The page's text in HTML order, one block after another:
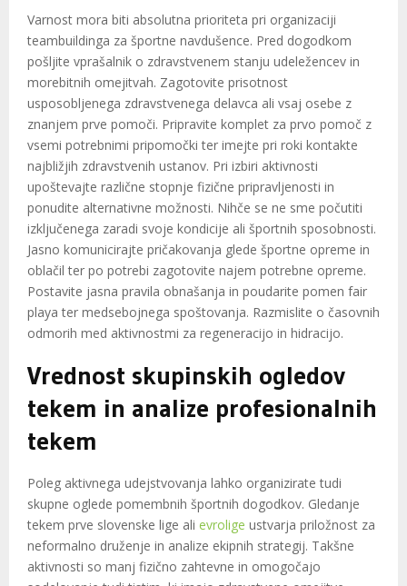
Varnost mora biti absolutna prioriteta pri organizaciji
teambuildinga za športne navdušence. Pred dogodkom
pošljite vprašalnik o zdravstvenem stanju udeležencev in
morebitnih omejitvah. Zagotovite prisotnost
usposobljenega zdravstvenega delavca ali vsaj osebe z
znanjem prve pomoči. Pripravite komplet za prvo pomoč z
vsemi potrebnimi pripomočki ter imejte pri roki kontakte
najbližjih zdravstvenih ustanov. Pri izbiri aktivnosti
upoštevajte različne stopnje fizične pripravljenosti in
ponudite alternativne možnosti. Nihče se ne sme počutiti
izključenega zaradi svoje kondicije ali športnih sposobnosti.
Jasno komunicirajte pričakovanja glede športne opreme in
oblačil ter po potrebi zagotovite najem potrebne opreme.
Postavite jasna pravila obnašanja in poudarite pomen fair
playa ter medsebojnega spoštovanja. Razmislite o časovnih
odmorih med aktivnostmi za regeneracijo in hidracijo.
Vrednost skupinskih ogledov
tekem in analize profesionalnih
tekem
Poleg aktivnega udejstvovanja lahko organizirate tudi
skupne oglede pomembnih športnih dogodkov. Gledanje
tekem prve slovenske lige ali evrolige ustvarja priložnost za
neformalno druženje in analize ekipnih strategij. Takšne
aktivnosti so manj fizično zahtevne in omogočajo